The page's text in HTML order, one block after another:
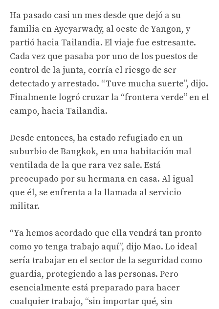
Ha pasado casi un mes desde que dejó a su
familia en Ayeyarwady, al oeste de Yangon, y
partió hacia Tailandia. El viaje fue estresante.
Cada vez que pasaba por uno de los puestos de
control de la junta, corría el riesgo de ser
detectado y arrestado. “Tuve mucha suerte”, dijo.
Finalmente logró cruzar la “frontera verde” en el
campo, hacia Tailandia.
Desde entonces, ha estado refugiado en un
suburbio de Bangkok, en una habitación mal
ventilada de la que rara vez sale. Está
preocupado por su hermana en casa. Al igual
que él, se enfrenta a la llamada al servicio
militar.
“Ya hemos acordado que ella vendrá tan pronto
como yo tenga trabajo aquí”, dijo Mao. Lo ideal
sería trabajar en el sector de la seguridad como
guardia, protegiendo a las personas. Pero
esencialmente está preparado para hacer
cualquier trabajo, “sin importar qué, sin